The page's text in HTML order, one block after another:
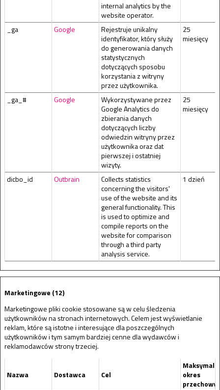
internal analytics by the
website operator.
_ga
Google
Rejestruje unikalny
identyfikator, który służy
do generowania danych
statystycznych
dotyczących sposobu
korzystania z witryny
przez użytkownika.
25
miesięcy
_ga_# Google
Wykorzystywane przez
Google Analytics do
zbierania danych
dotyczących liczby
odwiedzin witryny przez
użytkownika oraz dat
pierwszej i ostatniej
wizyty.
25
miesięcy
dicbo_id Outbrain
Collects statistics
concerning the visitors'
use of the website and its
general functionality. This
is used to optimize and
compile reports on the
website for comparison
through a third party
analysis service.
1 dzień
Marketingowe (12)
Marketingowe pliki cookie stosowane są w celu śledzenia
użytkowników na stronach internetowych. Celem jest wyświetlanie
reklam, które są istotne i interesujące dla poszczególnych
użytkowników i tym samym bardziej cenne dla wydawców i
reklamodawców strony trzeciej.
Nazwa Dostawca Cel
okres